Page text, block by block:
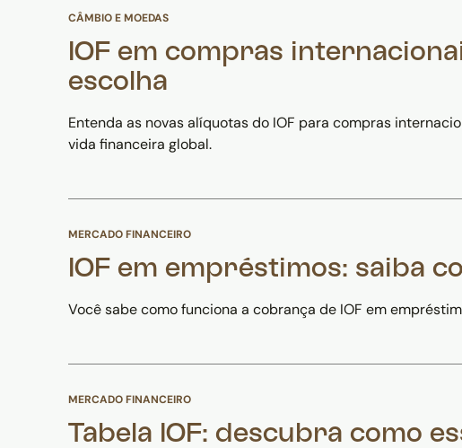
CÂMBIO E MOEDAS
IOF em compras
escolha
Entenda as novas alíquotas do IOF para compras
vida financeira global.
MERCADO FINANCEIRO
IOF em empréstimos: saiba
Você sabe como funciona a cobrança de IOF em
MERCADO FINANCEIRO
Tabela IOF: descubra como